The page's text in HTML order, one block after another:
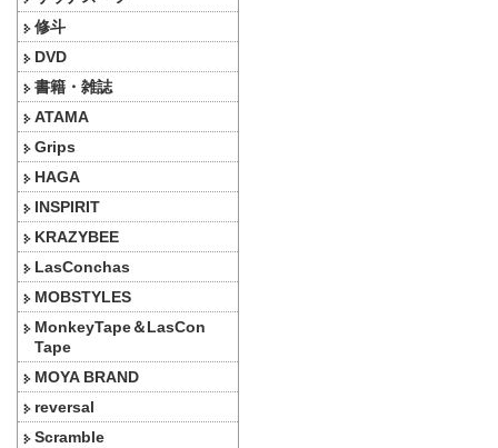
修斗
DVD
書籍・雑誌
ATAMA
Grips
HAGA
INSPIRIT
KRAZYBEE
LasConchas
MOBSTYLES
MonkeyTape＆LasCon
Tape
MOYA BRAND
reversal
Scramble